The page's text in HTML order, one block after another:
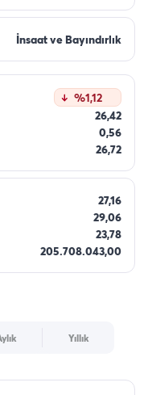
İnsaat ve Bayındırlık
%1,12
26,42
0,56
26,72
27,16
29,06
23,78
205.708.043,00
Yıllık